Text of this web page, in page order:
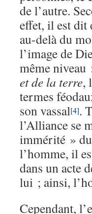
de l’autre.
effet, il est dit
au-delà du
l’image de
même niveau
et de la terre,
termes
son vassal[4].
l’Alliance se
immérité »
l’homme, il
dans un acte
lui ; ainsi,
Cependant,